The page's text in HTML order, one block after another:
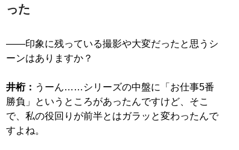
った
――印象に残っている撮影や大変だったと思うシ
ーンはありますか？
井桁： うーん……シリーズの中盤に「お仕事5番
勝負」というところがあったんですけど、そこ
で、私の役回りが前半とはガラッと変わったんで
すよね。